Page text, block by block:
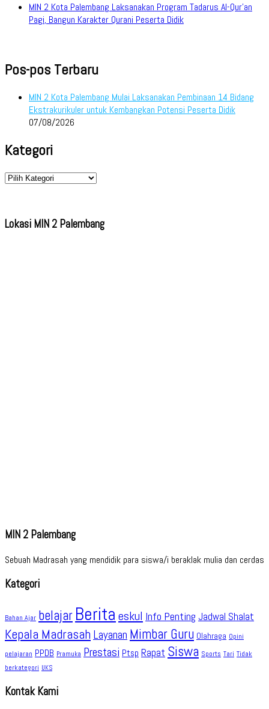
MIN 2 Kota Palembang Laksanakan Program Tadarus Al-Qur’an
Pagi, Bangun Karakter Qurani Peserta Didik
Pos-pos Terbaru
MIN 2 Kota Palembang Mulai Laksanakan Pembinaan 14 Bidang
Ekstrakurikuler untuk Kembangkan Potensi Peserta Didik
07/08/2026
Kategori
Kategori
Lokasi MIN 2 Palembang
MIN 2 Palembang
Sebuah Madrasah yang mendidik para siswa/i beraklak mulia dan cerdas
Kategori
Bahan Ajar belajar Berita eskul Info Penting Jadwal Shalat
Kepala Madrasah Layanan Mimbar Guru Olahraga Opini
pelajaran PPDB Pramuka Prestasi Ptsp Rapat Siswa Sports Tari Tidak
berkategori UKS
Kontak Kami